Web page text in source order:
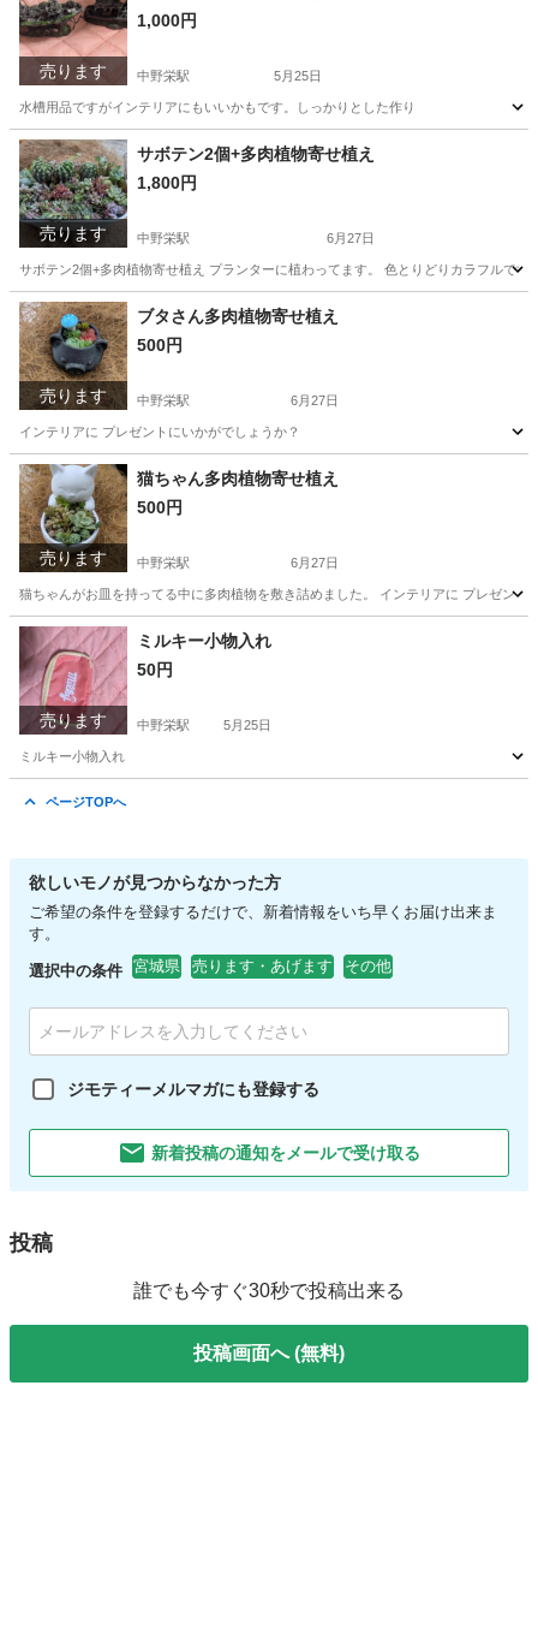
売ります
1,000円
中野栄駅 5月25日
水槽用品ですがインテリアにもいいかもです。しっかりとした作り
宮城 塩竈市 中野栄駅 インテリア雑貨/小物
売ります
サボテン2個+多肉植物寄せ植え
1,800円
中野栄駅 6月27日
サボテン2個+多肉植物寄せ植え プランターに植わってます。 色とりどりカラフルです
宮城 塩竈市 中野栄駅 家庭用品 サボテン
売ります
ブタさん多肉植物寄せ植え
500円
中野栄駅 6月27日
インテリアに プレゼントにいかがでしょうか？
宮城 塩竈市 中野栄駅 その他 多肉植物
売ります
猫ちゃん多肉植物寄せ植え
500円
中野栄駅 6月27日
猫ちゃんがお皿を持ってる中に多肉植物を敷き詰めました。 インテリアに プレゼント
宮城 塩竈市 中野栄駅 家庭用品
売ります
ミルキー小物入れ
50円
中野栄駅 5月25日
ミルキー小物入れ
ページTOPへ
欲しいモノが見つからなかった方
ご希望の条件を登録するだけで、新着情報をいち早くお届け出来ま
す。
選択中の条件 宮城県 売ります・あげます その他
ジモティーメルマガにも登録する
新着投稿の通知をメールで受け取る
投稿
誰でも今すぐ30秒で投稿出来る
投稿画面へ (無料)